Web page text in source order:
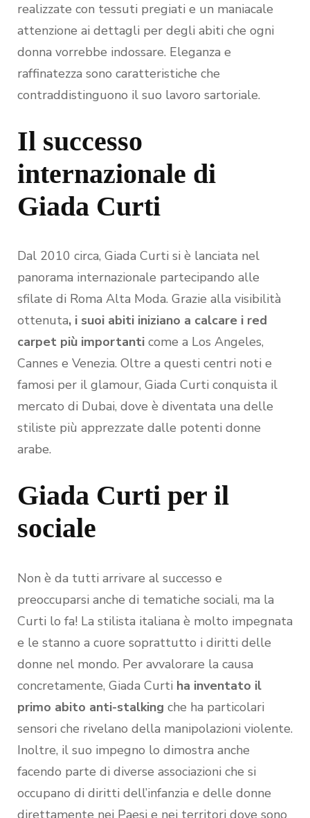
realizzate con tessuti pregiati e un maniacale
attenzione ai dettagli per degli abiti che ogni
donna vorrebbe indossare. Eleganza e
raffinatezza sono caratteristiche che
contraddistinguono il suo lavoro sartoriale.
Il successo
internazionale di
Giada Curti
Dal 2010 circa, Giada Curti si è lanciata nel
panorama internazionale partecipando alle
sfilate di Roma Alta Moda. Grazie alla visibilità
ottenuta, i suoi abiti iniziano a calcare i red
carpet più importanti come a Los Angeles,
Cannes e Venezia. Oltre a questi centri noti e
famosi per il glamour, Giada Curti conquista il
mercato di Dubai, dove è diventata una delle
stiliste più apprezzate dalle potenti donne
arabe.
Giada Curti per il
sociale
Non è da tutti arrivare al successo e
preoccuparsi anche di tematiche sociali, ma la
Curti lo fa! La stilista italiana è molto impegnata
e le stanno a cuore soprattutto i diritti delle
donne nel mondo. Per avvalorare la causa
concretamente, Giada Curti ha inventato il
primo abito anti-stalking che ha particolari
sensori che rivelano della manipolazioni violente.
Inoltre, il suo impegno lo dimostra anche
facendo parte di diverse associazioni che si
occupano di diritti dell’infanzia e delle donne
direttamente nei Paesi e nei territori dove sono